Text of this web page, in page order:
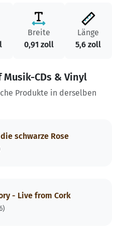
Breite
0,91 zoll
Länge
5,6 zoll
CDs & Vinyl
Produkte in derselben
schwarze Rose
- Live from Cork